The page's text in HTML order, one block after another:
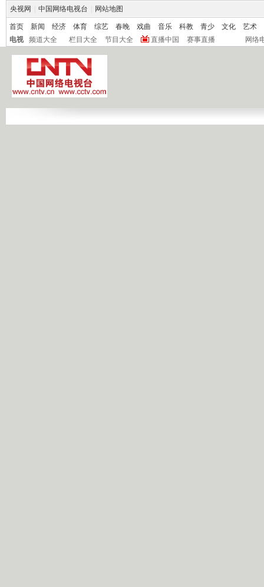
央视网 中国网络电视台 网站地图
首页 新闻 经济 体育 综艺 春晚 戏曲 音乐 科教 青少 文化
艺术
电视
频道大全 栏目大全 节目大全 直播中国 赛事直播 网络